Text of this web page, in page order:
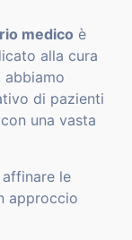
medico è
alla cura
abbiamo
di pazienti
una vasta
le
approccio